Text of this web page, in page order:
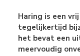
Haring is een
tegelijkertijd
het bevat een
meervoudig